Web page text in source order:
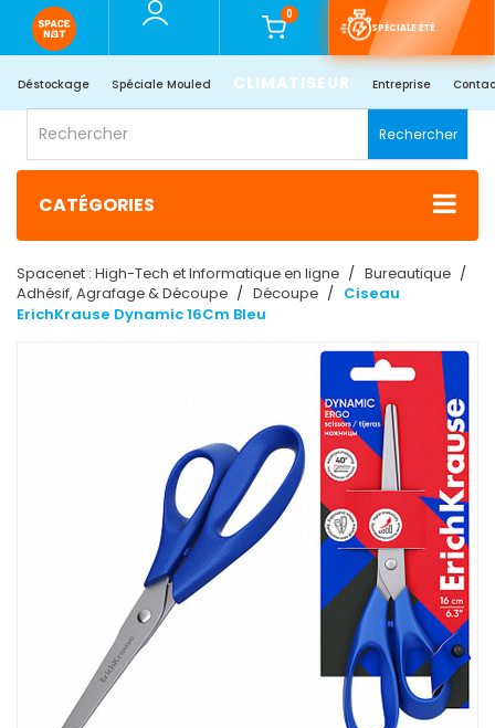
0
SPÉCIALE ÉTÉ
Déstockage Spéciale Mouled CLIMATISEUR Entreprise
Rechercher
CATÉGORIES
Spacenet : High-Tech et Informatique en ligne
Bureautique
Adhésif, Agrafage & Découpe
Découpe
Ciseau
ErichKrause Dynamic 16Cm Bleu